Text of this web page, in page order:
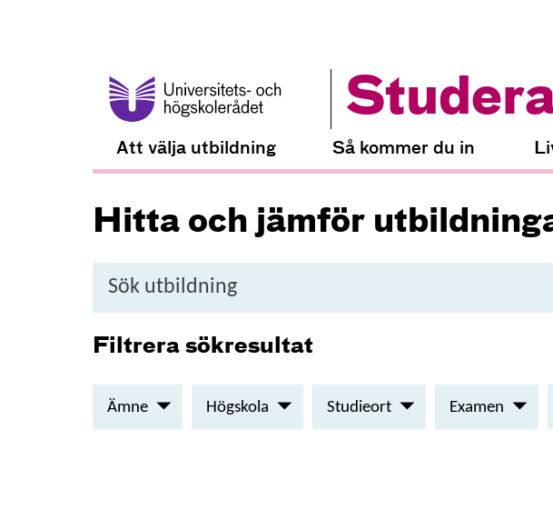
Att välja utbildning Så kommer du in
Hitta och jämför
utbildning
Filtrera sökresultat
Ämne Högskola Studieort Examen